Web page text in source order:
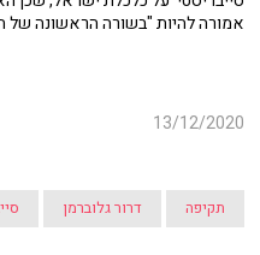
אמורה להיות "בשורה הראשונה של
13/12/2020
תקיפה דרור גלוברמן